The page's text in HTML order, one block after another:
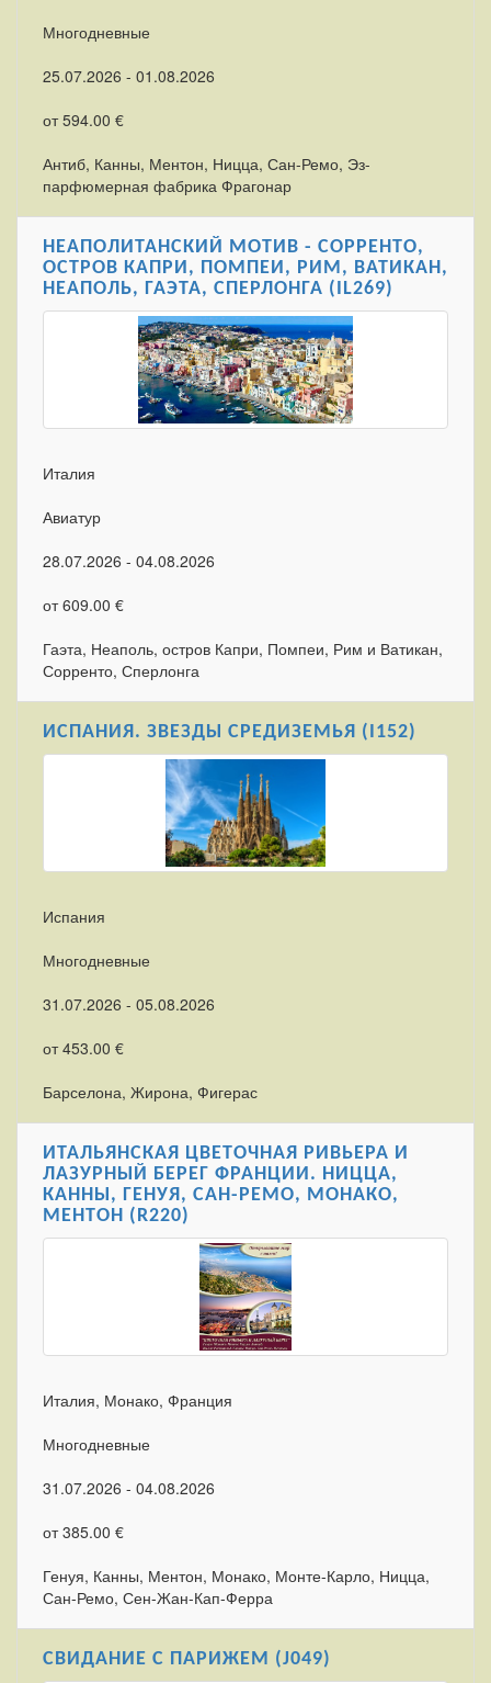
Многодневные
25.07.2026 - 01.08.2026
от 594.00 €
Антиб, Канны, Ментон, Ницца, Сан-Ремо, Эз-
парфюмерная фабрика Фрагонар
НЕАПОЛИТАНСКИЙ МОТИВ - СОРРЕНТО,
ОСТРОВ КАПРИ, ПОМПЕИ, РИМ, ВАТИКАН,
НЕАПОЛЬ, ГАЭТА, СПЕРЛОНГА (IL269)
Италия
Авиатур
28.07.2026 - 04.08.2026
от 609.00 €
Гаэта, Неаполь, остров Капри, Помпеи, Рим и Ватикан,
Сорренто, Сперлонга
ИСПАНИЯ. ЗВЕЗДЫ СРЕДИЗЕМЬЯ (I152)
Испания
Многодневные
31.07.2026 - 05.08.2026
от 453.00 €
Барселона, Жирона, Фигерас
ИТАЛЬЯНСКАЯ ЦВЕТОЧНАЯ РИВЬЕРА И
ЛАЗУРНЫЙ БЕРЕГ ФРАНЦИИ. НИЦЦА,
КАННЫ, ГЕНУЯ, САН-РЕМО, МОНАКО,
МЕНТОН (R220)
Италия, Монако, Франция
Многодневные
31.07.2026 - 04.08.2026
от 385.00 €
Генуя, Канны, Ментон, Монако, Монте-Карло, Ницца,
Сан-Ремо, Сен-Жан-Кап-Ферра
СВИДАНИЕ С ПАРИЖЕМ (J049)